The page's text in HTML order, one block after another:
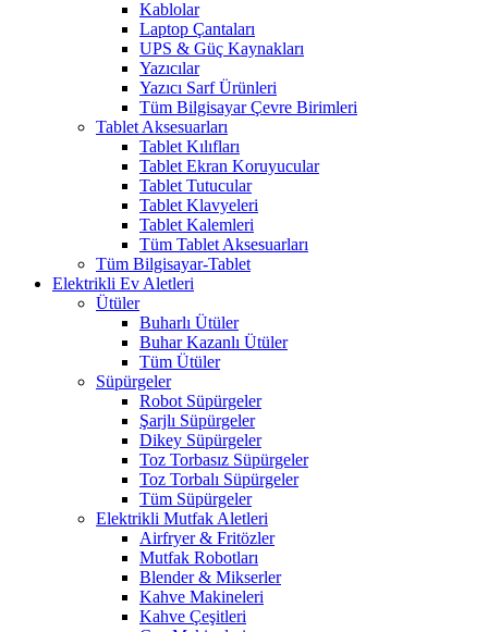
Kablolar
Laptop Çantaları
UPS & Güç Kaynakları
Yazıcılar
Yazıcı Sarf Ürünleri
Tüm Bilgisayar Çevre Birimleri
Tablet Aksesuarları
Tablet Kılıfları
Tablet Ekran Koruyucular
Tablet Tutucular
Tablet Klavyeleri
Tablet Kalemleri
Tüm Tablet Aksesuarları
Tüm Bilgisayar-Tablet
Elektrikli Ev Aletleri
Ütüler
Buharlı Ütüler
Buhar Kazanlı Ütüler
Tüm Ütüler
Süpürgeler
Robot Süpürgeler
Şarjlı Süpürgeler
Dikey Süpürgeler
Toz Torbasız Süpürgeler
Toz Torbalı Süpürgeler
Tüm Süpürgeler
Elektrikli Mutfak Aletleri
Airfryer & Fritözler
Mutfak Robotları
Blender & Mikserler
Kahve Makineleri
Kahve Çeşitleri